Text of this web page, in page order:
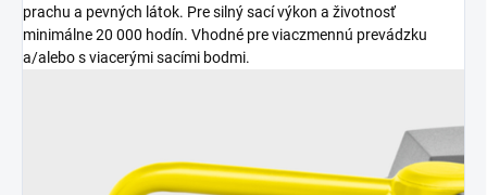
prachu a pevných látok. Pre silný sací výkon a životnosť
minimálne 20 000 hodín. Vhodné pre viaczmennú prevádzku
a/alebo s viacerými sacími bodmi.